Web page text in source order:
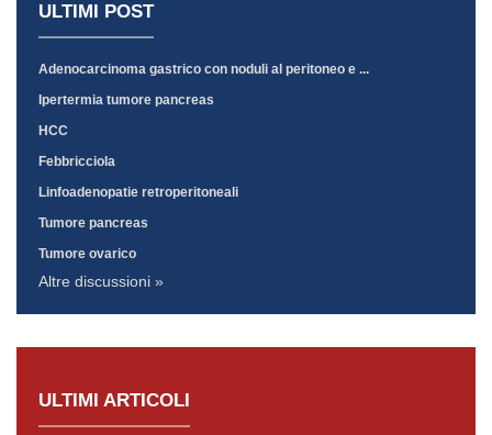
ULTIMI POST
Adenocarcinoma gastrico con noduli al peritoneo e ...
Ipertermia tumore pancreas
HCC
Febbricciola
Linfoadenopatie retroperitoneali
Tumore pancreas
Tumore ovarico
Altre discussioni »
ULTIMI ARTICOLI